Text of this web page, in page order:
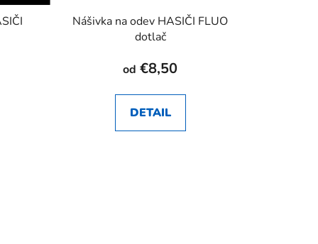
Nášivka na odev HASIČI FLUO
dotlač
od €8,50
DETAIL